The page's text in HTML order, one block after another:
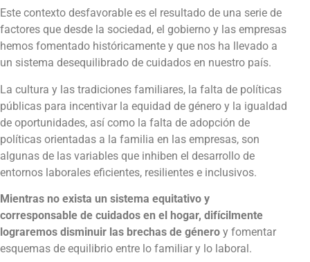
Este contexto desfavorable es el resultado de una serie de
factores que desde la sociedad, el gobierno y las empresas
hemos fomentado históricamente y que nos ha llevado a
un sistema desequilibrado de cuidados en nuestro país.
La cultura y las tradiciones familiares, la falta de políticas
públicas para incentivar la equidad de género y la igualdad
de oportunidades, así como la falta de adopción de
políticas orientadas a la familia en las empresas, son
algunas de las variables que inhiben el desarrollo de
entornos laborales eficientes, resilientes e inclusivos.
Mientras no exista un sistema equitativo y
corresponsable de cuidados en el hogar, difícilmente
lograremos disminuir las brechas de género y fomentar
esquemas de equilibrio entre lo familiar y lo laboral.